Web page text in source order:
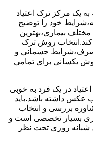
به یک مرکز ترک اعتیاد
خود را توضیح
بیماری،بهترین
کند.انتخاب روش ترک
جسمانی و
یکسانی برای تمامی
در یک فرد به خوبی
عکس داشته باشد.باید
بررسی و انتخاب
بسیار تخصصی است و
روزی تحت نظر